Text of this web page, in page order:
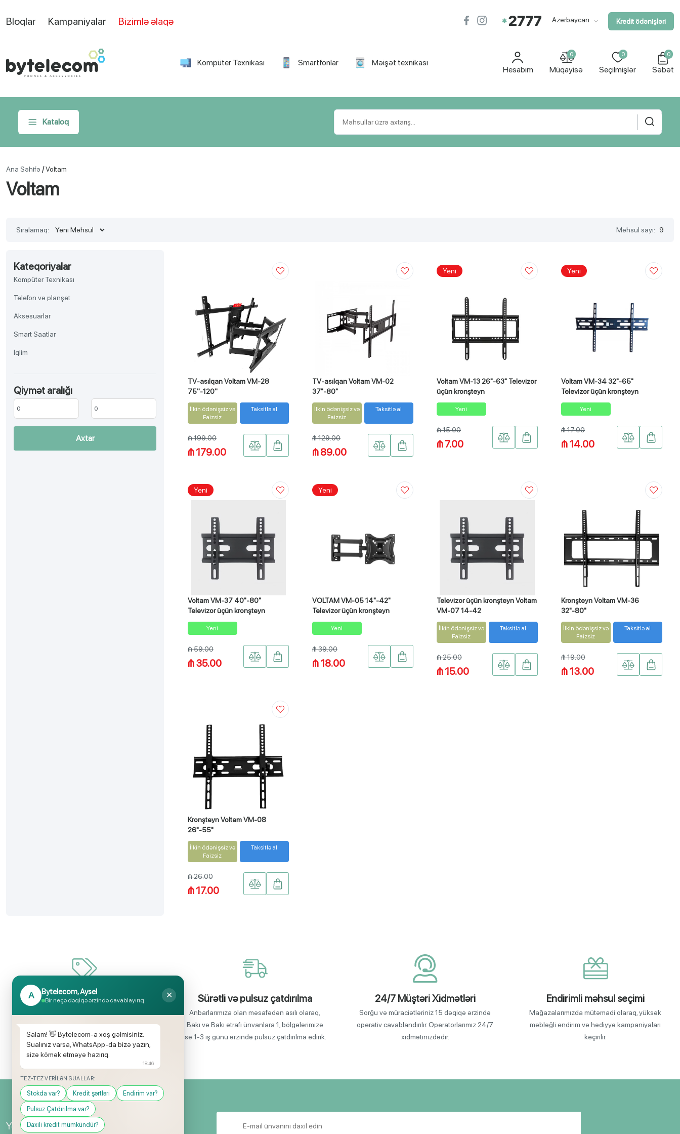
Bloqlar Kampaniyalar Bizimlə əlaqə Azərbaycan Kredit ödənişləri
Kompüter Texnikası Smartfonlar Məişət texnikası
Hesabım
0
Müqayisə
0
Seçilmişlər
0
Səbət
Kataloq
Ana Səhifə /Voltam
Voltam
Sıralamaq: Məhsul sayı: 9
Kateqoriyalar
Kompüter Texnikası
Telefon və planşet
Aksesuarlar
Smart Saatlar
İqlim
Aksesuar
Məişət texnikası
Gözəllik və sağlamlıq
Qiymət aralığı
Axtar
TV-asılqan Voltam VM-28
75''-120''
İlkin ödənişsiz və
Faizsiz
Taksitlə al
₼ 199.00
₼ 179.00
TV-asılqan Voltam VM-02
37"-80"
İlkin ödənişsiz və
Faizsiz
Taksitlə al
₼ 129.00
₼ 89.00
Yeni
Voltam VM-13 26"-63" Televizor
üçün kronşteyn
Yeni
₼ 15.00
₼ 7.00
Yeni
Voltam VM-34 32"-65"
Televizor üçün kronşteyn
Yeni
₼ 17.00
₼ 14.00
Yeni
Voltam VM-37 40"-80"
Televizor üçün kronşteyn
Yeni
₼ 59.00
₼ 35.00
Yeni
VOLTAM VM-05 14"-42"
Televizor üçün kronşteyn
Yeni
₼ 39.00
₼ 18.00
Televizor üçün kronşteyn Voltam
VM-07 14-42
İlkin ödənişsiz və
Faizsiz
Taksitlə al
₼ 25.00
₼ 15.00
Kronşteyn Voltam VM-36
32"-80"
İlkin ödənişsiz və
Faizsiz
Taksitlə al
₼ 19.00
₼ 13.00
Kronşteyn Voltam VM-08
26"-55"
İlkin ödənişsiz və
Faizsiz
Taksitlə al
₼ 26.00
₼ 17.00
İnanılmaz uyğun qiymətlər
idxalçısı olaraq satış qiymətlərinin aşağı
olmasını rahatlıqla təmin edə bilirik.
Sürətli və pulsuz çatdırılma
Anbarlarımıza olan məsafədən asılı olaraq,
Bakı və Bakı ətrafı ünvanlara 1, bölgələrimizə
isə 1-3 iş günü ərzində pulsuz çatdırılma edirik.
24/7 Müştəri Xidmətləri
Sorğu və müraciətləriniz 15 dəqiqə ərzində
operativ cavablandırılır. Operatorlarımız 24/7
xidmətinizdədir.
Endirimli məhsul seçimi
Mağazalarımızda mütəmadi olaraq, yüksək
məbləğli endirim və hədiyyə kampaniyaları
keçirilir.
Yeniliklərimizdən ilk siz xəbərdar olun!
A Bytelecom, Aysel
Bir neçə dəqiqə ərzində cavablayırıq
✕
Salam! 👋 Bytelecom-a xoş gəlmisiniz.
Sualınız varsa, WhatsApp-da bizə yazın,
sizə kömək etməyə hazırıq.
18:46
TEZ-TEZ VERILƏN SUALLAR:
Stokda var? Kredit şərtləri Endirim var?
Pulsuz Çatdırılma var?
Daxili kredit mümkündür?